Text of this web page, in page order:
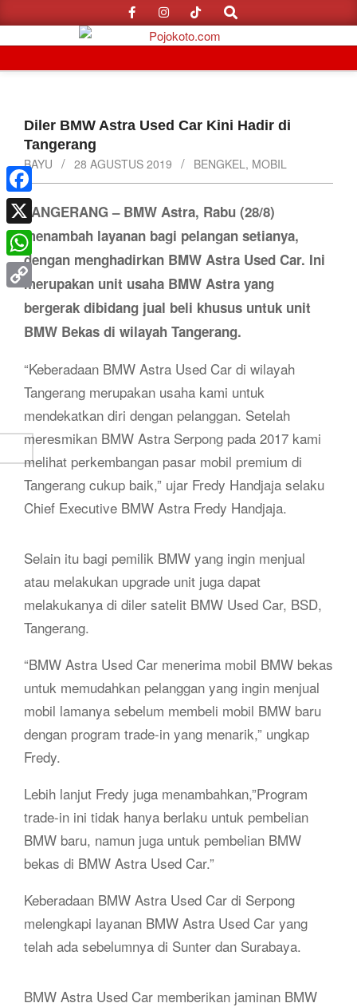
to
content
Search
MenuDiler BMW Astra Used Car Kini Hadir di
Tangerang
BAYU
28 AGUSTUS 2019 BENGKEL, MOBIL
TANGERANG – BMW Astra, Rabu (28/8)
menambah layanan bagi pelangan setianya,
dengan menghadirkan BMW Astra Used Car. Ini
merupakan unit usaha BMW Astra yang
bergerak dibidang jual beli khusus untuk unit
BMW Bekas di wilayah Tangerang.
“Keberadaan BMW Astra Used Car di wilayah
Tangerang merupakan usaha kami untuk
mendekatkan diri dengan pelanggan. Setelah
meresmikan BMW Astra Serpong pada 2017 kami
melihat perkembangan pasar mobil premium di
Tangerang cukup baik,” ujar Fredy Handjaja selaku
Chief Executive BMW Astra Fredy Handjaja.
Selain itu bagi pemilik BMW yang ingin menjual
atau melakukan upgrade unit juga dapat
melakukanya di diler satelit BMW Used Car, BSD,
Tangerang.
“BMW Astra Used Car menerima mobil BMW bekas
untuk memudahkan pelanggan yang ingin menjual
mobil lamanya sebelum membeli mobil BMW baru
dengan program trade-in yang menarik,” ungkap
Fredy.
Lebih lanjut Fredy juga menambahkan,”Program
trade-in ini tidak hanya berlaku untuk pembelian
BMW baru, namun juga untuk pembelian BMW
bekas di BMW Astra Used Car.”
Keberadaan BMW Astra Used Car di Serpong
melengkapi layanan BMW Astra Used Car yang
telah ada sebelumnya di Sunter dan Surabaya.
BMW Astra Used Car memberikan jaminan BMW
Facebook
X
WhatsApp
Copy
Link